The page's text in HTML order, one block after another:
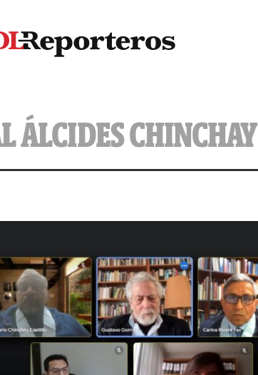
ÁLCIDES CHINCHAY